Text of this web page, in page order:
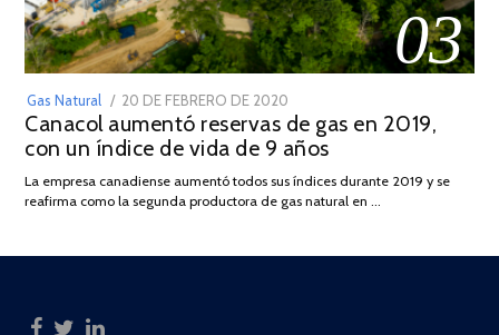
03
Gas Natural
POSTED
ON
20 DE FEBRERO DE 2020
DE
JULIO
2025
Canacol aumentó reservas de gas en 2019,
con un índice de vida de 9 años
La empresa canadiense aumentó todos sus índices durante 2019 y se
reafirma como la segunda productora de gas natural en …